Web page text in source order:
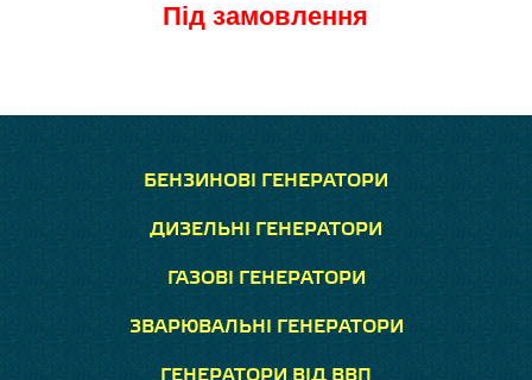
Під замовлення
БЕНЗИНОВІ ГЕНЕРАТОРИ
ДИЗЕЛЬНІ ГЕНЕРАТОРИ
ГАЗОВІ ГЕНЕРАТОРИ
ЗВАРЮВАЛЬНІ ГЕНЕРАТОРИ